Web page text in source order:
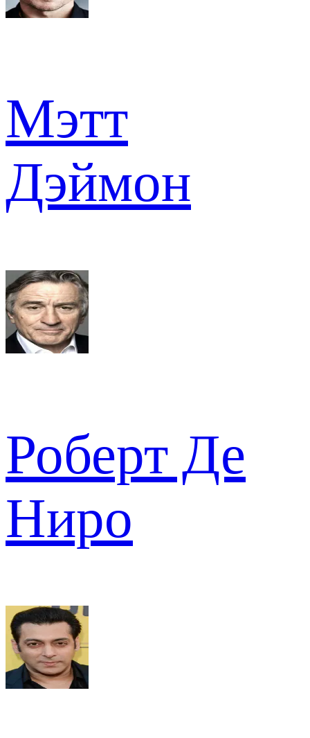
Мэтт
Дэймон
Роберт Де
Ниро